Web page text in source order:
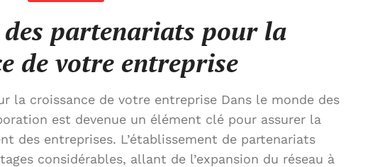
des partenariats pour la
de votre entreprise
la croissance de votre entreprise Dans le monde des
est devenue un élément clé pour assurer la
des entreprises. L’établissement de partenariats
considérables, allant de l’expansion du réseau à